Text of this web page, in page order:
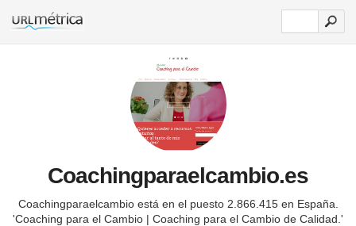
Coachingparaelcambio.es
Coachingparaelcambio está en el puesto 2.866.415 en España.
'Coaching para el Cambio | Coaching para el Cambio de Calidad.'